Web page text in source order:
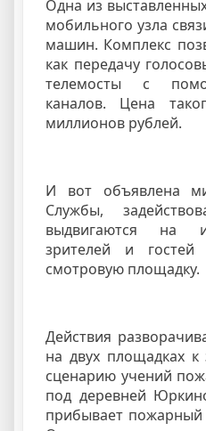
Одна из
мобильного узла
машин. Комплекс
как передачу
телемосты с
каналов. Цена
миллионов рублей.
И вот объявлена
Службы,
выдвигаются на
зрителей и
смотровую площадку.
Действия
на двух площадках
сценарию учений
под деревней
прибывает пожарный